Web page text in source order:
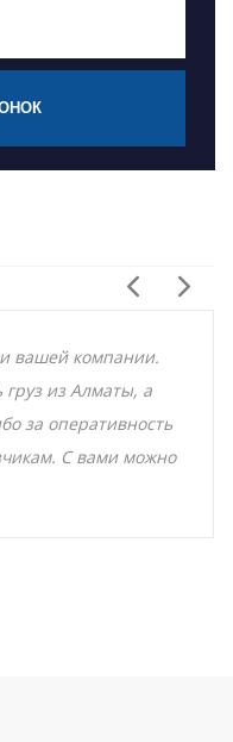
вашей компании.
из Алматы, а
за оперативность
С вами можно